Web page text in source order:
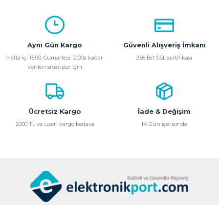
kullanarak tarafımıza iletebilirsiniz.
Görüş ve önerileriniz için teşekkür ederiz.
Ürün açıklamasında eksik bilgiler bulunuyor.
Ürün bilgilerinde hatalar bulunuyor.
Ürün fiyatı diğer sitelerden daha pahalı.
Bu ürüne benzer farklı alternatifler olmalı.
Aynı Gün Kargo
Hafta İçi 15:00, Cumartesi 12:00a kadar
verilen siparişler için
Güvenli Alışveriş İmkanı
256 Bit SSL sertifikası
Ücretsiz Kargo
2000 TL ve üzeri kargo bedava
İade & Değişim
14 Gün içerisinde